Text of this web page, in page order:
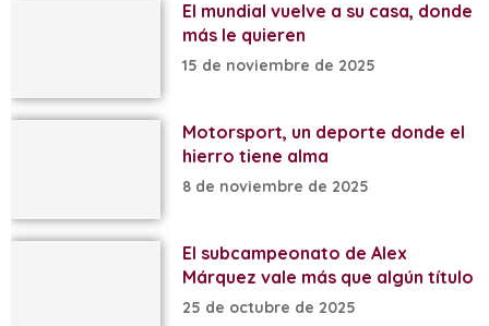
El mundial vuelve a su casa, donde
más le quieren
15 de noviembre de 2025
Motorsport, un deporte donde el
hierro tiene alma
8 de noviembre de 2025
El subcampeonato de Alex
Márquez vale más que algún título
25 de octubre de 2025